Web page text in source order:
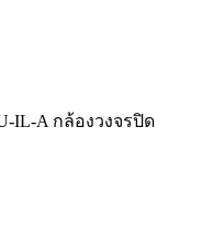
IL-A กล้องวงจรปิด